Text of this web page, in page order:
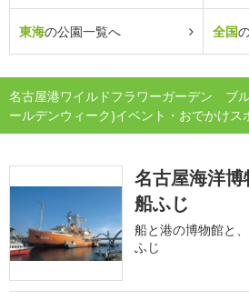
東海の公園一覧へ 全国
名古屋港ワイルドフラワーガーデン ブ
ールデンウィーク)イベント・おでかけス
名古屋海洋
船ふじ
船と港の博物館と
ふじ